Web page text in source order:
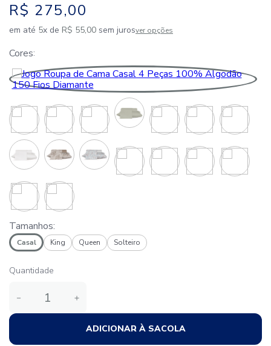
R$ 275,00
em até 5x de R$ 55,00 sem jurosver opções
Cores
Tamanhos:
Casal King Queen Solteiro
Quantidade
＋
－
ADICIONAR À SACOLA